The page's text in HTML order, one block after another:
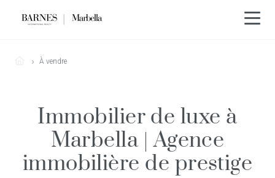
À vendre
Immobilier de luxe à
Marbella | Agence
immobilière de prestige